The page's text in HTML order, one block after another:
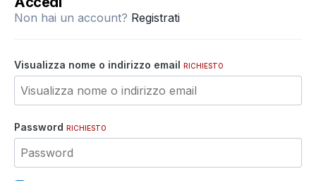
Non hai un account? Registrati
Visualizza nome o indirizzo email RICHIESTO
Password RICHIESTO